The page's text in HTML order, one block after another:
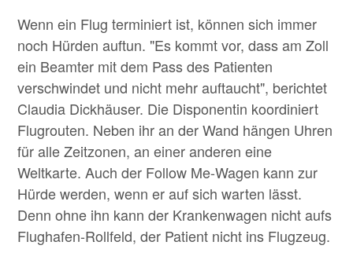
Wenn ein Flug terminiert ist, können sich immer
noch Hürden auftun. "Es kommt vor, dass am Zoll
ein Beamter mit dem Pass des Patienten
verschwindet und nicht mehr auftaucht", berichtet
Claudia Dickhäuser. Die Disponentin koordiniert
Flugrouten. Neben ihr an der Wand hängen Uhren
für alle Zeitzonen, an einer anderen eine
Weltkarte. Auch der Follow Me-Wagen kann zur
Hürde werden, wenn er auf sich warten lässt.
Denn ohne ihn kann der Krankenwagen nicht aufs
Flughafen-Rollfeld, der Patient nicht ins Flugzeug.